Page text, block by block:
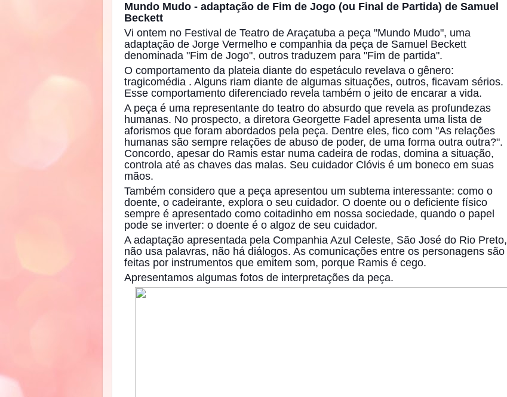
Mundo Mudo - adaptação de Fim de Jogo (ou Final de Partida) de Samuel
Beckett
Vi ontem no Festival de Teatro de Araçatuba a peça "Mundo Mudo", uma
adaptação de Jorge Vermelho e companhia da peça de Samuel Beckett
denominada "Fim de Jogo", outros traduzem para "Fim de partida".
O comportamento da plateia diante do espetáculo revelava o gênero:
tragicomédia . Alguns riam diante de algumas situações, outros, ficavam sérios.
Esse comportamento diferenciado revela também o jeito de encarar a vida.
A peça é uma representante do teatro do absurdo que revela as profundezas
humanas. No prospecto, a diretora Georgette Fadel apresenta uma lista de
aforismos que foram abordados pela peça. Dentre eles, fico com "As relações
humanas são sempre relações de abuso de poder, de uma forma outra outra?".
Concordo, apesar do Ramis estar numa cadeira de rodas, domina a situação,
controla até as chaves das malas. Seu cuidador Clóvis é um boneco em suas
mãos.
Também considero que a peça apresentou um subtema interessante: como o
doente, o cadeirante, explora o seu cuidador. O doente ou o deficiente físico
sempre é apresentado como coitadinho em nossa sociedade, quando o papel
pode se inverter: o doente é o algoz de seu cuidador.
A adaptação apresentada pela Companhia Azul Celeste, São José do Rio Preto,
não usa palavras, não há diálogos. As comunicações entre os personagens são
feitas por instrumentos que emitem som, porque Ramis é cego.
Apresentamos algumas fotos de interpretações da peça.